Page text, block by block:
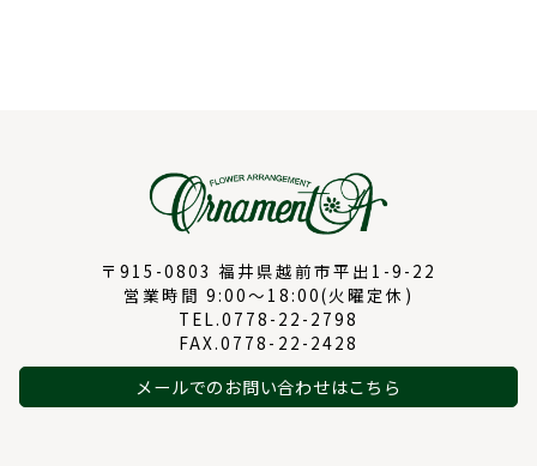
〒915-0803 福井県越前市平出1-9-22
営業時間 9:00～18:00(火曜定休)
TEL.0778-22-2798
FAX.0778-22-2428
メールでのお問い合わせはこちら